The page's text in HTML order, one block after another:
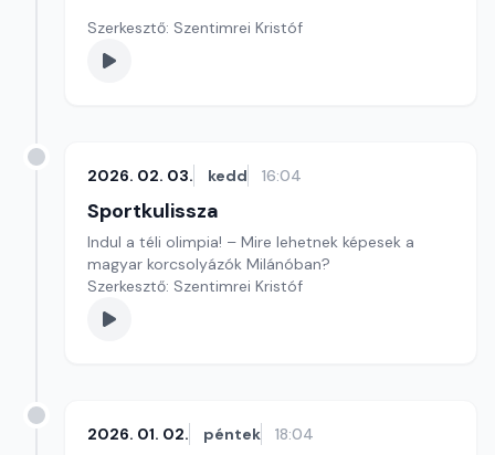
Szerkesztő: Szentimrei Kristóf
2026. 02. 03. kedd 16:04
Sportkulissza
Indul a téli olimpia! – Mire lehetnek képesek a
magyar korcsolyázók Milánóban?
Szerkesztő: Szentimrei Kristóf
2026. 01. 02. péntek 18:04